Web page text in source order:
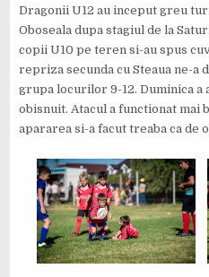
Dragonii U12 au inceput greu
Oboseala dupa stagiul de la
copii U10 pe teren si-au spus
repriza secunda cu Steaua ne-a
grupa locurilor 9-12. Duminica a
obisnuit. Atacul a functionat mai
apararea si-a facut treaba ca de